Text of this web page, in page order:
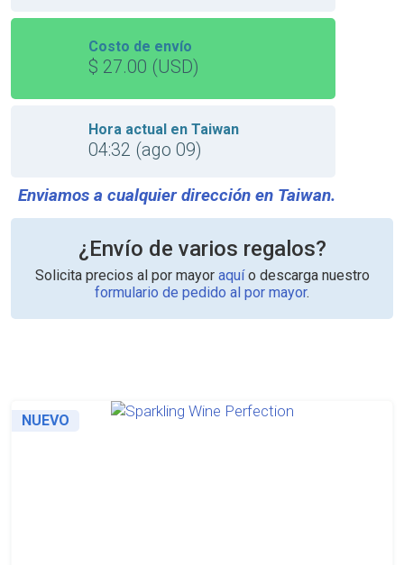
Costo de envío
$ 27.00 (USD)
Hora actual en Taiwan
04:32 (ago 09)
Enviamos a cualquier dirección en Taiwan.
¿Envío de varios regalos?
Solicita precios al por mayor aquío descarga nuestro
formulario de pedido al por mayor.
NUEVO